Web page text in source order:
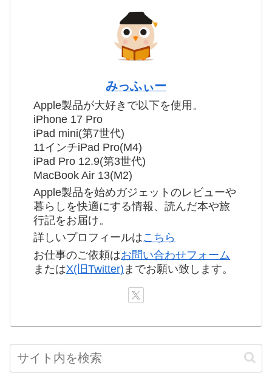
みっふぃー
Apple製品が大好きで以下を使用。
iPhone 17 Pro
iPad mini(第7世代)
11インチiPad Pro(M4)
iPad Pro 12.9(第3世代)
MacBook Air 13(M2)
Apple製品を始めガジェットのレビューや
暮らしを快適にする情報、読んだ本や旅
行記をお届け。
詳しいプロフィールはこちら
お仕事のご依頼はお問い合わせフォーム
またはX(旧Twitter) までお願い致します。